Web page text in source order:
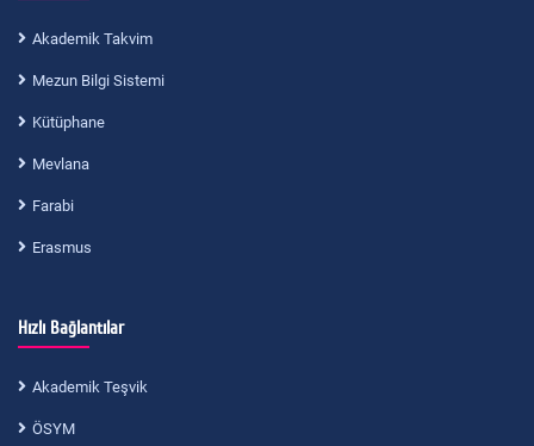
Akademik Takvim
Mezun Bilgi Sistemi
Kütüphane
Mevlana
Farabi
Erasmus
Hızlı Bağlantılar
Akademik Teşvik
ÖSYM